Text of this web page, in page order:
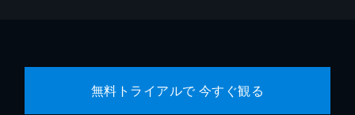
無料トライアルで 今すぐ観る